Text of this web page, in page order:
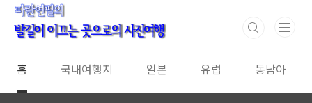
본문 바로가기
홈 국내여행지 일본 유럽 동남아